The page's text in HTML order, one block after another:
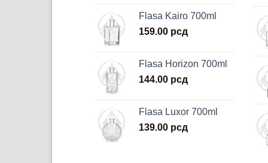
Flasa Kairo 700ml
159.00 рсд
Flasa Horizon 700ml
144.00 рсд
Flasa Luxor 700ml
139.00 рсд